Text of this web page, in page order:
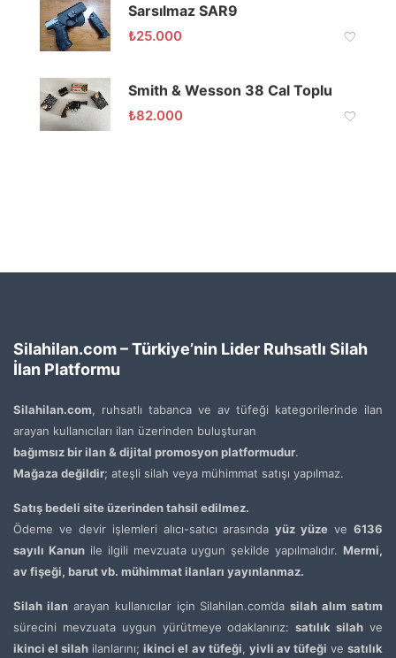
Sarsılmaz SAR9
₺25.000
Smith & Wesson 38 Cal Toplu
₺82.000
Silahilan.com – Türkiye’nin Lider Ruhsatlı Silah
İlan Platformu
Silahilan.com, ruhsatlı tabanca ve av tüfeği kategorilerinde ilan
arayan kullanıcıları ilan üzerinden buluşturan
bağımsız bir ilan & dijital promosyon platformudur.
Mağaza değildir; ateşli silah veya mühimmat satışı yapılmaz.
Satış bedeli site üzerinden tahsil edilmez.
Ödeme ve devir işlemleri alıcı-satıcı arasındayüz yüze ve6136
sayılı Kanunile ilgili mevzuata uygun şekilde yapılmalıdır. Mermi,
av fişeği, barut vb. mühimmat ilanları yayınlanmaz.
Silah ilanarayan kullanıcılar için Silahilan.com’dasilah alım satım
sürecini mevzuata uygun yürütmeye odaklanırız:satılık silah ve
ikinci el silah ilanlarını;ikinci el av tüfeği, yivli av tüfeği vesatılık